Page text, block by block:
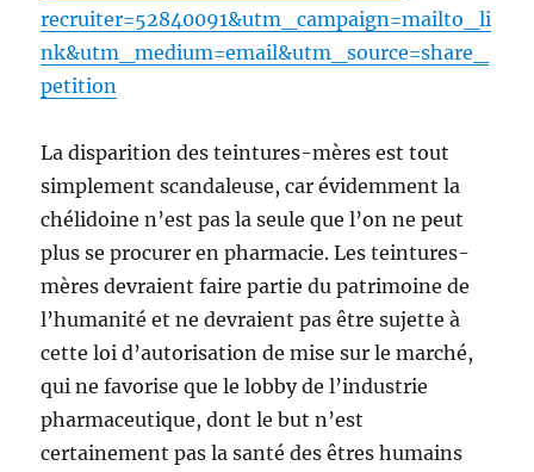
recruiter=52840091&utm_campaign=mailto_li
nk&utm_medium=email&utm_source=share_
petition
La disparition des teintures-mères est tout
simplement scandaleuse, car évidemment la
chélidoine n’est pas la seule que l’on ne peut
plus se procurer en pharmacie. Les teintures-
mères devraient faire partie du patrimoine de
l’humanité et ne devraient pas être sujette à
cette loi d’autorisation de mise sur le marché,
qui ne favorise que le lobby de l’industrie
pharmaceutique, dont le but n’est
certainement pas la santé des êtres humains